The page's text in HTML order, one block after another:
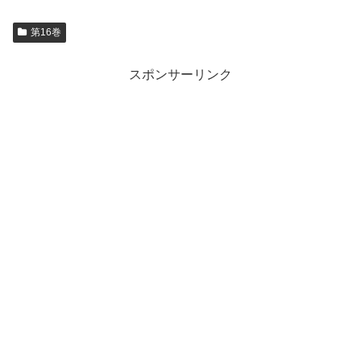
第16巻
スポンサーリンク